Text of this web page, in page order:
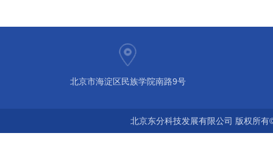
北京市海淀区民族学院南路9号
北京东分科技发展有限公司 版权所